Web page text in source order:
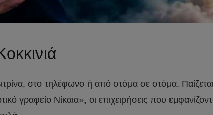
στο τηλέφωνο ή από στόμα σε στόμα.
γραφείο Νίκαια», οι επιχειρήσεις που